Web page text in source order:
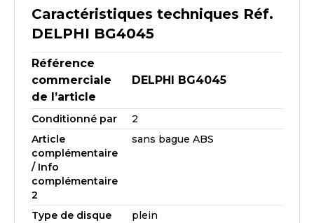
Caractéristiques techniques Réf.
DELPHI BG4045
Référence
commerciale
de l’article
DELPHI BG4045
Conditionné par
2
Article
complémentaire
/ Info
complémentaire
2
sans bague ABS
Type de disque
plein